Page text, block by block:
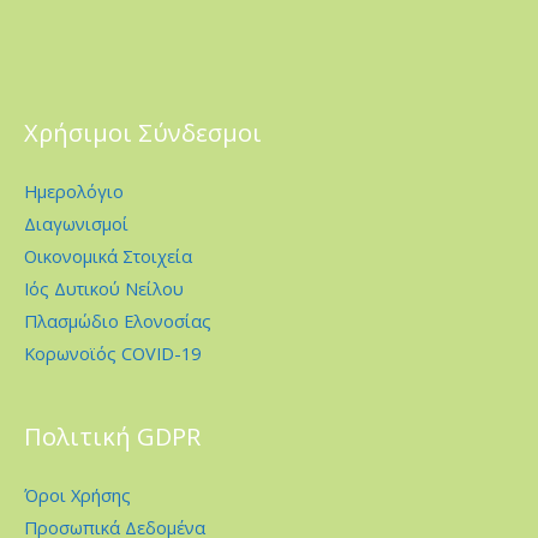
Χρήσιμοι Σύνδεσμοι
Ημερολόγιο
Διαγωνισμοί
Οικονομικά Στοιχεία
Ιός Δυτικού Νείλου
Πλασμώδιο Ελονοσίας
Κορωνοϊός COVID-19
Πολιτική GDPR
Όροι Χρήσης
Προσωπικά Δεδομένα